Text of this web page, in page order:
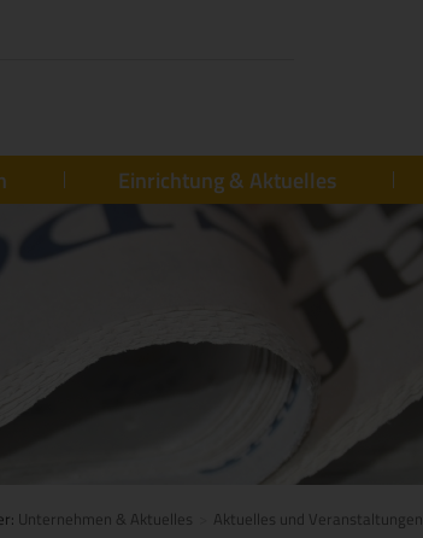
Einrichtung & Aktuelles
Unternehmen & Aktuelles Aktuelles und Veranstaltungen